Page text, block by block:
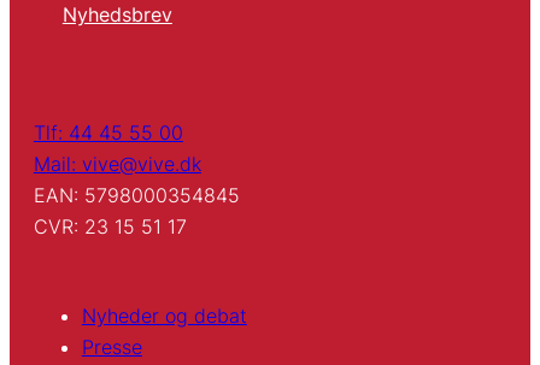
Nyhedsbrev
Tlf: 44 45 55 00
Mail: vive@vive.dk
EAN: 5798000354845
CVR: 23 15 51 17
Nyheder og debat
Presse